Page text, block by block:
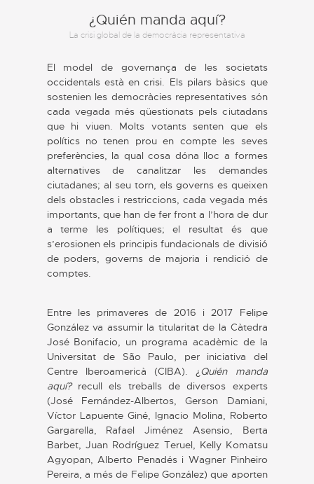
¿Quién manda aquí?
La crisi global de la democràcia representativa
El model de governança de les societats
occidentals està en crisi. Els pilars bàsics que
sostenien les democràcies representatives són
cada vegada més qüestionats pels ciutadans
que hi viuen. Molts votants senten que els
polítics no tenen prou en compte les seves
preferències, la qual cosa dóna lloc a formes
alternatives de canalitzar les demandes
ciutadanes; al seu torn, els governs es queixen
dels obstacles i restriccions, cada vegada més
importants, que han de fer front a l’hora de dur
a terme les polítiques; el resultat és que
s’erosionen els principis fundacionals de divisió
de poders, governs de majoria i rendició de
comptes.
Entre les primaveres de 2016 i 2017 Felipe
González va assumir la titularitat de la Càtedra
José Bonifacio, un programa acadèmic de la
Universitat de São Paulo, per iniciativa del
Centre Iberoamericà (CIBA). ¿Quién manda
aquí? recull els treballs de diversos experts
(José Fernández-Albertos, Gerson Damiani,
Víctor Lapuente Giné, Ignacio Molina, Roberto
Gargarella, Rafael Jiménez Asensio, Berta
Barbet, Juan Rodríguez Teruel, Kelly Komatsu
Agyopan, Alberto Penadés i Wagner Pinheiro
Pereira, a més de Felipe González) que aporten